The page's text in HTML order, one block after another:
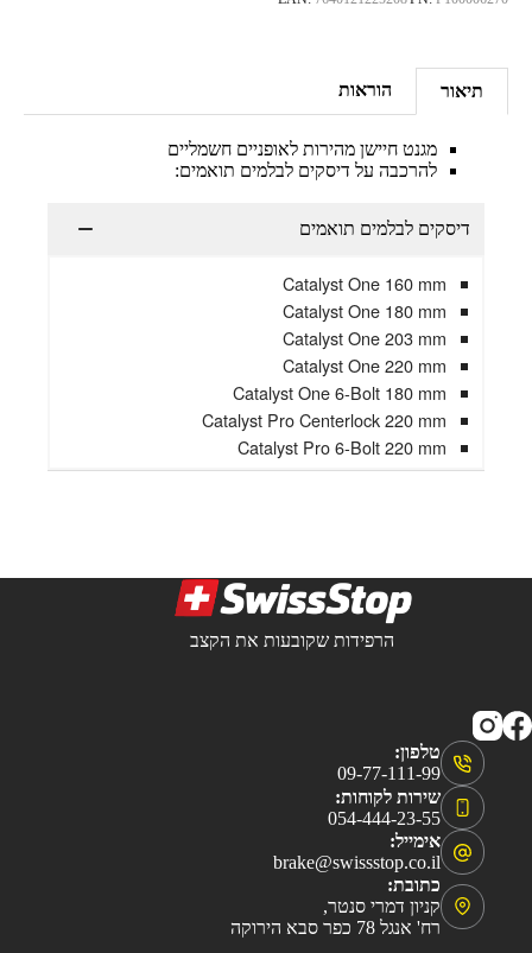
תיאור הוראות
מגנט חיישן מהירות לאופניים חשמליים
להרכבה על דיסקים לבלמים תואמים:
דיסקים לבלמים תואמים
Catalyst One 160 mm
Catalyst One 180 mm
Catalyst One 203 mm
Catalyst One 220 mm
Catalyst One 6-Bolt 180 mm
Catalyst Pro Centerlock 220 mm
Catalyst Pro 6-Bolt 220 mm
הרפידות שקובעות את הקצב
טלפון:
09-77-111-99
שירות לקוחות:
054-444-23-55
אימייל:
brake@swissstop.co.il
כתובת:
קניון דמרי סנטר,
רח' אנגל 78 כפר סבא הירוקה